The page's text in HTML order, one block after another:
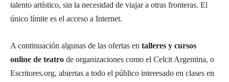
talento artístico, sin la necesidad de viajar a otras fronteras. El
único límite es el acceso a Internet.
A continuación algunas de las ofertas en talleres y cursos
online de teatro de organizaciones como el Celcit Argentina, o
Escritores.org, abiertas a todo el público interesado en clases en